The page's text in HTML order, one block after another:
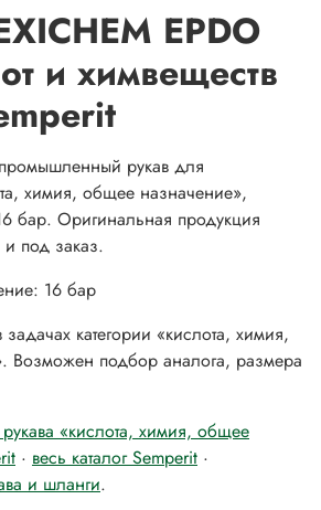
EPDO
и химвеществ
рукав для
химия, общее назначение»,
бар. Оригинальная продукция
под заказ.
16 бар
задачах категории «кислота, химия,
Возможен подбор аналога, размера
рукава «кислота, химия, общее
· весь каталог Semperit ·
и шланги.